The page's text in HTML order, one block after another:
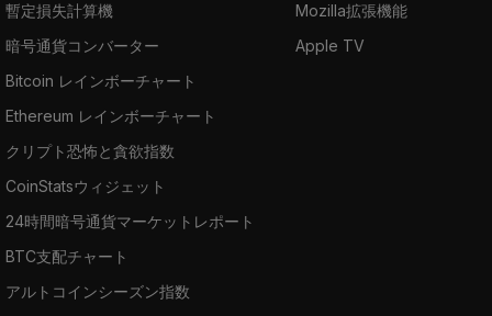
暫定損失計算機
暗号通貨コンバーター
Bitcoin レインボーチャート
Ethereum レインボーチャート
クリプト恐怖と貪欲指数
CoinStatsウィジェット
24時間暗号通貨マーケットレポート
BTC支配チャート
アルトコインシーズン指数
Mozilla拡張機能
Apple TV